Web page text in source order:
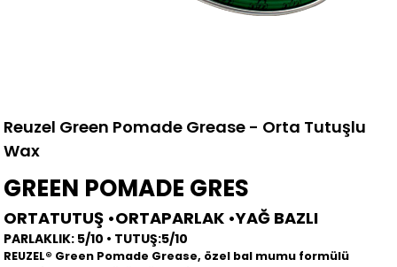
Reuzel Green Pomade Grease - Orta Tutuşlu
Wax
GREEN POMADE GRES
ORTATUTUŞ •ORTAPARLAK •YAĞ BAZLI
PARLAKLIK: 5/10 • TUTUŞ:5/10
REUZEL® Green Pomade Grease, özel bal mumu formülü